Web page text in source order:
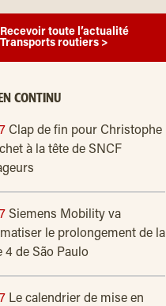
Recevoir toute l’actualité
Transports routiers >
EN CONTINU
Clap de fin pour Christophe
à la tête de SNCF
Siemens Mobility va
le prolongement de la
4 de São Paulo
Le calendrier de mise en